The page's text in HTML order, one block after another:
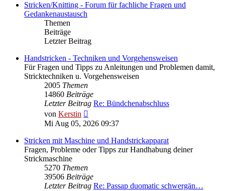
Stricken/Knitting - Forum für fachliche Fragen und
Gedankenaustausch
Themen
Beiträge
Letzter Beitrag
Handstricken - Techniken und Vorgehensweisen
Für Fragen und Tipps zu Anleitungen und Problemen damit,
Stricktechniken u. Vorgehensweisen
2005 Themen
14860 Beiträge
Letzter Beitrag Re: Bündchenabschluss
von Kerstin
Beitrag
Mi Aug 05, 2026 09:37
Stricken mit Maschine und Handstrickapparat
Fragen, Probleme oder Tipps zur Handhabung deiner
Strickmaschine
5270 Themen
39506 Beiträge
Letzter Beitrag Re: Passap duomatic schwergän…